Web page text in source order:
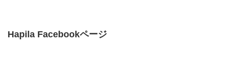
Hapila Facebookページ